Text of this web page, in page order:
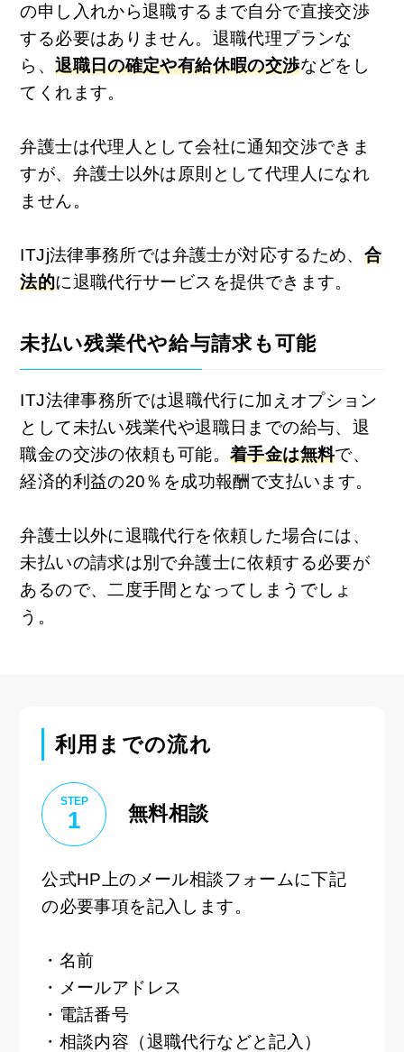
の申し入れから退職するまで自分で直接交渉
する必要はありません。退職代理プランな
ら、退職日の確定や有給休暇の交渉などをし
てくれます。
弁護士は代理人として会社に通知交渉できま
すが、弁護士以外は原則として代理人になれ
ません。
ITJj法律事務所では弁護士が対応するため、 合
法的に退職代行サービスを提供できます。
未払い残業代や給与請求も可能
ITJ法律事務所では退職代行に加えオプション
として未払い残業代や退職日までの給与、退
職金の交渉の依頼も可能。 着手金は無料で、
経済的利益の20％を成功報酬で支払います。
弁護士以外に退職代行を依頼した場合には、
未払いの請求は別で弁護士に依頼する必要が
あるので、二度手間となってしまうでしょ
う。
利用までの流れ
STEP
1 無料相談
公式HP上のメール相談フォームに下記
の必要事項を記入します。
・名前
・メールアドレス
・電話番号
・相談内容（退職代行などと記入）